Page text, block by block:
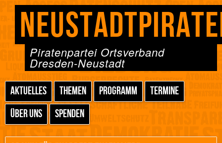
Piratenpartei Ortsverband
Dresden-Neustadt
AKTUELLES THEMEN PROGRAMM
TERMINE
ÜBER UNS
SPENDEN